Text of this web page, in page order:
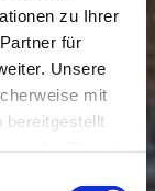
zu Ihrer
für
Unsere
mit
bereitgestellt